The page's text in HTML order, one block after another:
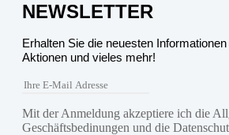
NEWSLETTER
Erhalten Sie die neuesten
Aktionen und vieles mehr!
Mit der Anmeldung akzeptiere ich die
Geschäftsbedinungen und die